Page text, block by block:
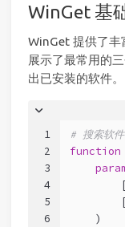
WinGet 基
WinGet 提供了丰
展示了最常用的
出已安装的软件。
1
2
3
4
5
6
# 搜索软
function
    )